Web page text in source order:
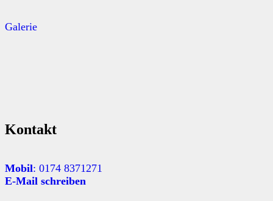
Galerie
Kontakt
Mobil: 0174 8371271
E-Mail schreiben